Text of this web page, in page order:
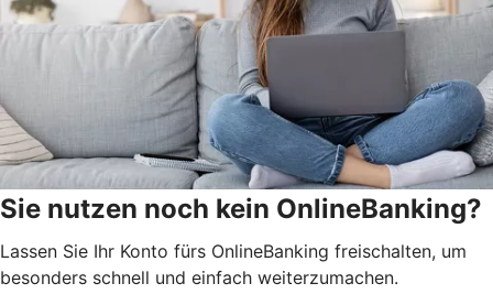
Sie nutzen noch kein OnlineBanking?
Lassen Sie Ihr Konto fürs OnlineBanking freischalten, um
besonders schnell und einfach weiterzumachen.